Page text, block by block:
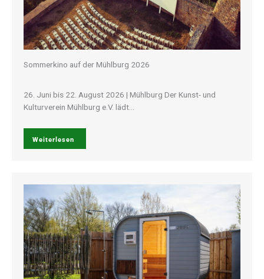
Sommerkino auf der Mühlburg 2026
26. Juni bis 22. August 2026 | Mühlburg Der Kunst- und
Kulturverein Mühlburg e.V. lädt…
Weiterlesen